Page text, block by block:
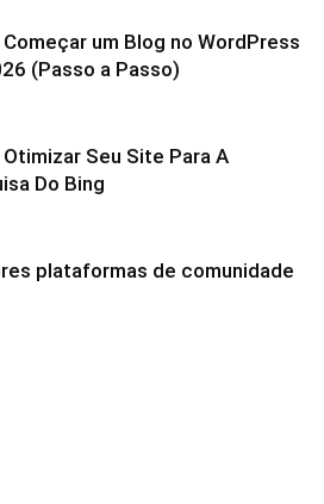
Começar um Blog no WordPress
(Passo a Passo)
Otimizar Seu Site Para A
Do Bing
plataformas de comunidade